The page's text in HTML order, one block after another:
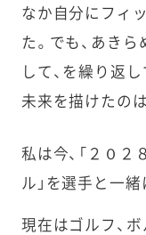
なか自分にフィ
た。でも、あき
して、を繰り返し
未来を描けたの
私は今、「２０
ル」を選手と一
現在はゴルフ、